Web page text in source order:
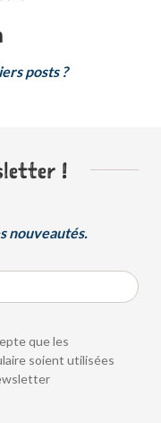
posts ?
!
nouveautés.
que les
soient utilisées